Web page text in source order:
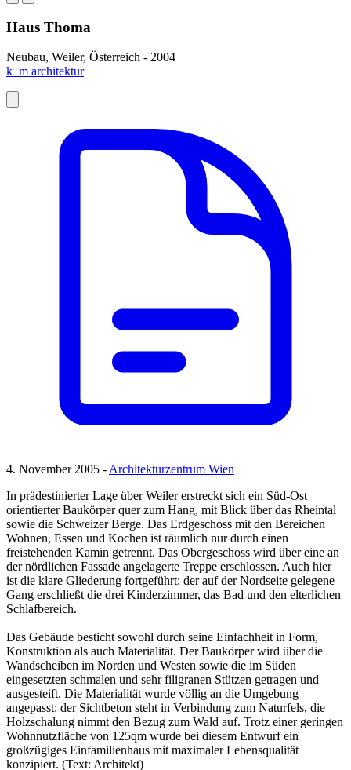
Haus Thoma
Neubau, Weiler, Österreich - 2004
k_m architektur
4. November 2005 -Architekturzentrum Wien
In prädestinierter Lage über Weiler erstreckt sich ein Süd-Ost
orientierter Baukörper quer zum Hang, mit Blick über das Rheintal
sowie die Schweizer Berge. Das Erdgeschoss mit den Bereichen
Wohnen, Essen und Kochen ist räumlich nur durch einen
freistehenden Kamin getrennt. Das Obergeschoss wird über eine an
der nördlichen Fassade angelagerte Treppe erschlossen. Auch hier
ist die klare Gliederung fortgeführt; der auf der Nordseite gelegene
Gang erschließt die drei Kinderzimmer, das Bad und den elterlichen
Schlafbereich.
Das Gebäude besticht sowohl durch seine Einfachheit in Form,
Konstruktion als auch Materialität. Der Baukörper wird über die
Wandscheiben im Norden und Westen sowie die im Süden
eingesetzten schmalen und sehr filigranen Stützen getragen und
ausgesteift. Die Materialität wurde völlig an die Umgebung
angepasst: der Sichtbeton steht in Verbindung zum Naturfels, die
Holzschalung nimmt den Bezug zum Wald auf. Trotz einer geringen
Wohnnutzfläche von 125qm wurde bei diesem Entwurf ein
großzügiges Einfamilienhaus mit maximaler Lebensqualität
konzipiert. (Text: Architekt)